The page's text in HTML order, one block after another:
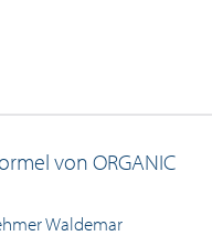
von ORGANIC
Waldemar